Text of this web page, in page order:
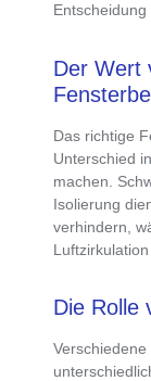
Entscheidung
Der Wert
Das richtige
Unterschied
machen.
Isolierung
verhindern,
Die Rolle